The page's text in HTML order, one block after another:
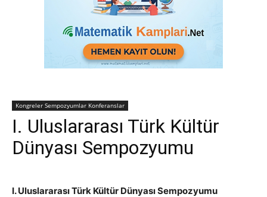
Kongreler Sempozyumlar Konferanslar
I. Uluslararası Türk Kültür
Dünyası Sempozyumu
I. Uluslararası Türk Kültür Dünyası Sempozyumu